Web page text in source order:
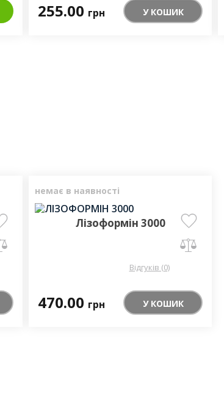
255.00 грн У КОШИК
немає в наявності
Лізоформін 3000
Відгуків (0)
470.00 грн У КОШИК